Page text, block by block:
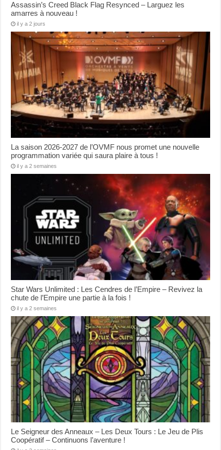
Assassin’s Creed Black Flag Resynced – Larguez les
amarres à nouveau !
il y a 2 jours
La saison 2026-2027 de l’OVMF nous promet une nouvelle
programmation variée qui saura plaire à tous !
il y a 2 semaines
Star Wars Unlimited : Les Cendres de l’Empire – Revivez la
chute de l’Empire une partie à la fois !
il y a 2 semaines
Le Seigneur des Anneaux – Les Deux Tours : Le Jeu de Plis
Coopératif – Continuons l’aventure !